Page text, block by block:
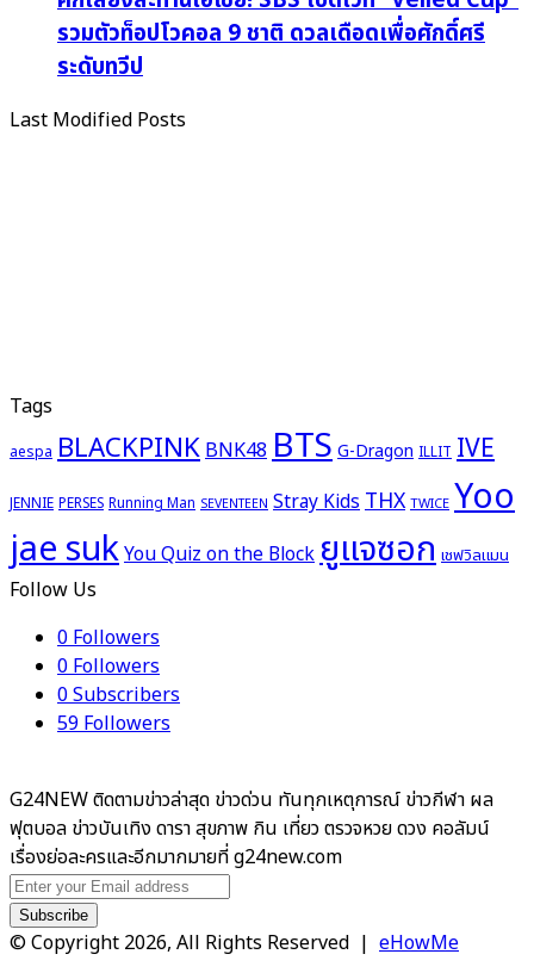
รวมตัวท็อปโวคอล 9 ชาติ ดวลเดือดเพื่อศักดิ์ศรี
ระดับทวีป
Last Modified Posts
Tags
aespa BLACKPINK BNK48BTSG-Dragon ILLIT IVE
JENNIE PERSES Running Man SEVENTEEN Stray Kids THX TWICE Yoo
jae sukYou Quiz on the Blockยูแจซอก เชฟวิลแมน
Follow Us
0 Followers
0 Followers
0Subscribers
59 Followers
G24NEW ติดตามข่าวล่าสุด ข่าวด่วน ทันทุกเหตุการณ์ ข่าวกีฬา ผล
ฟุตบอล ข่าวบันเทิง ดารา สุขภาพ กิน เที่ยว ตรวจหวย ดวง คอลัมน์
เรื่องย่อละครและอีกมากมายที่ g24new.com
Enter
your
Email
© Copyright 2026, All Rights Reserved | eHowMe